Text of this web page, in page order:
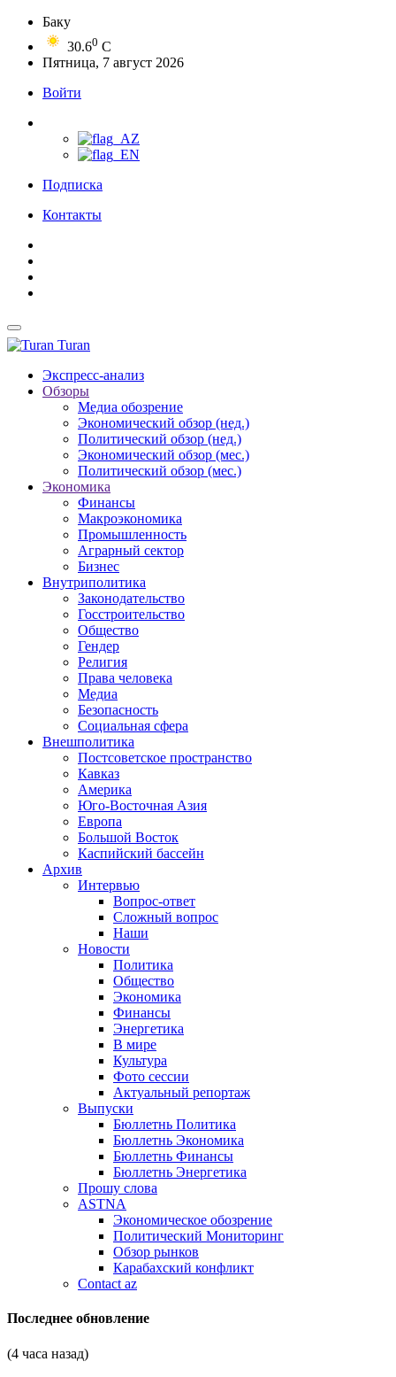
Баку
30.60 C
Пятница, 7 август 2026
Войти
Подписка
Контакты
Turan
Экспресс-анализ
Обзоры
Медиа обозрение
Экономический обзор (нед.)
Политический обзор (нед.)
Экономический обзор (мес.)
Политический обзор (мес.)
Экономика
Финансы
Макроэкономика
Промышленность
Аграрный сектор
Бизнес
Внутриполитика
Законодательство
Госстроительство
Общество
Гендер
Религия
Права человека
Медиа
Безопасность
Социальная сфера
Внешполитика
Постсоветское пространство
Кавказ
Америка
Юго-Восточная Азия
Европа
Большой Восток
Каспийский бассейн
Архив
Интервью
Вопрос-ответ
Сложный вопрос
Наши
Новости
Политика
Общество
Экономика
Финансы
Энергетика
В мире
Культура
Фото сессии
Актуальный репортаж
Выпуски
Бюллетнь Политика
Бюллетнь Экономика
Бюллетнь Финансы
Бюллетнь Энергетика
Прошу слова
ASTNA
Экономическое обозрение
Политический Мониторинг
Обзор рынков
Карабахский конфликт
Contact az
Последнее обновление
(4 часа назад)